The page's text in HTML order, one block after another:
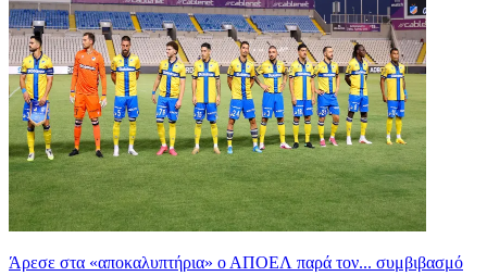
Άρεσε στα «αποκαλυπτήρια» ο ΑΠΟΕΛ παρά τον... συμβιβασμό